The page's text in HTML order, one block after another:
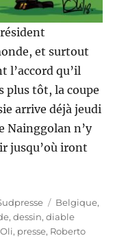
et surtout
l’accord qu’il
plus tôt, la coupe
arrive déjà jeudi
Nainggolan n’y
jusqu’où iront
Étiquettes
Belgique,
,dessin,diable
Oli, presse, Roberto